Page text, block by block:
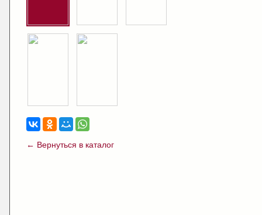
← Вернуться в каталог